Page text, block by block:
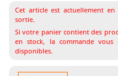
Cet article est actuellement
sortie.
Si votre panier contient des
en stock, la commande
disponibles.